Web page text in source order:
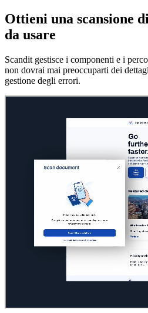
Ottieni una scansione
da usare
Scandit gestisce i componenti e i
non dovrai mai preoccuparti dei
gestione degli errori.